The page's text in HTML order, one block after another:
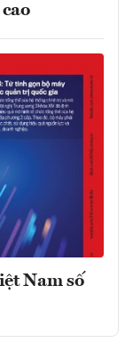
Nam số